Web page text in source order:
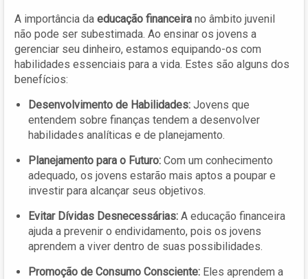
A importância da educação financeira no âmbito juvenil
não pode ser subestimada. Ao ensinar os jovens a
gerenciar seu dinheiro, estamos equipando-os com
habilidades essenciais para a vida. Estes são alguns dos
benefícios:
Desenvolvimento de Habilidades: Jovens que
entendem sobre finanças tendem a desenvolver
habilidades analíticas e de planejamento.
Planejamento para o Futuro: Com um conhecimento
adequado, os jovens estarão mais aptos a poupar e
investir para alcançar seus objetivos.
Evitar Dívidas Desnecessárias: A educação financeira
ajuda a prevenir o endividamento, pois os jovens
aprendem a viver dentro de suas possibilidades.
Promoção de Consumo Consciente: Eles aprendem a